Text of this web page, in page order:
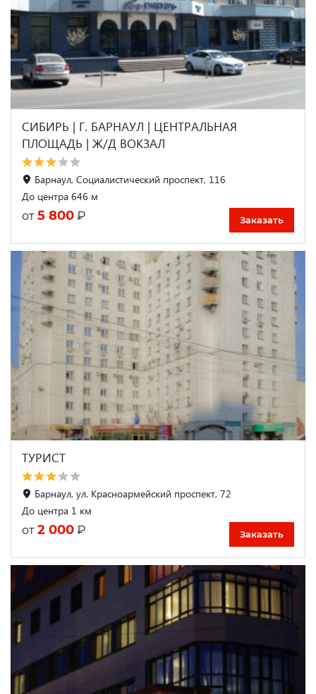
СИБИРЬ | Г. БАРНАУЛ | ЦЕНТРАЛЬНАЯ
ПЛОЩАДЬ | Ж/Д ВОКЗАЛ
Барнаул, Социалистический проспект, 116
До центра 646 м
от 5 800 ₽ Заказать
ТУРИСТ
Барнаул, ул. Красноармейский проспект, 72
До центра 1 км
от 2 000 ₽ Заказать